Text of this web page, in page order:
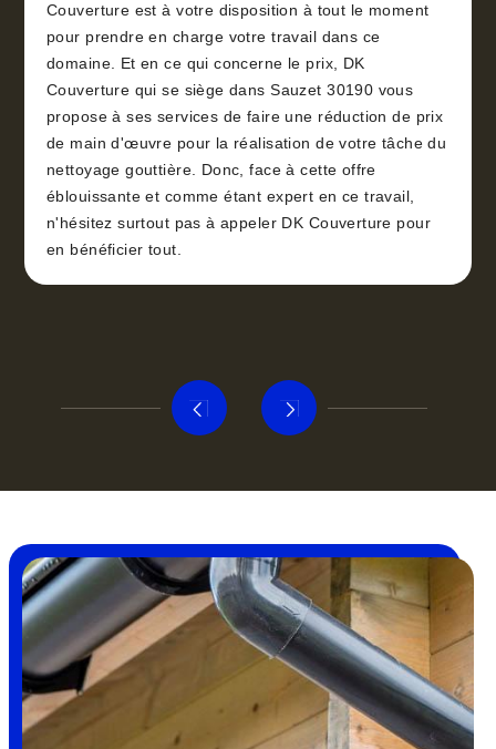
Couverture est à votre disposition à tout le moment
pour prendre en charge votre travail dans ce
domaine. Et en ce qui concerne le prix, DK
Couverture qui se siège dans Sauzet 30190 vous
propose à ses services de faire une réduction de prix
de main d'œuvre pour la réalisation de votre tâche du
nettoyage gouttière. Donc, face à cette offre
éblouissante et comme étant expert en ce travail,
n'hésitez surtout pas à appeler DK Couverture pour
en bénéficier tout.